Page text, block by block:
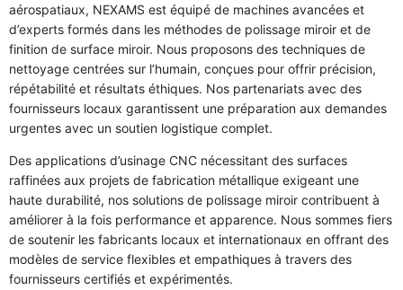
aérospatiaux, NEXAMS est équipé de machines avancées et
d’experts formés dans les méthodes de polissage miroir et de
finition de surface miroir. Nous proposons des techniques de
nettoyage centrées sur l’humain, conçues pour offrir précision,
répétabilité et résultats éthiques. Nos partenariats avec des
fournisseurs locaux garantissent une préparation aux demandes
urgentes avec un soutien logistique complet.
Des applications d’usinage CNC nécessitant des surfaces
raffinées aux projets de fabrication métallique exigeant une
haute durabilité, nos solutions de polissage miroir contribuent à
améliorer à la fois performance et apparence. Nous sommes fiers
de soutenir les fabricants locaux et internationaux en offrant des
modèles de service flexibles et empathiques à travers des
fournisseurs certifiés et expérimentés.